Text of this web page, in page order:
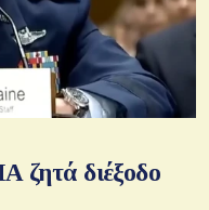
ζητά διέξοδο